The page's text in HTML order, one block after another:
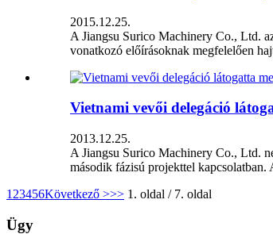
2015.12.25.
A Jiangsu Surico Machinery Co., Ltd.
vonatkozó előírásoknak megfelelően
Vietnami vevői delegáció
2013.12.25.
A Jiangsu Surico Machinery Co., Ltd.
második fázisú projekttel kapcsolatban.
1 23456Következő >>> 1. oldal / 7. oldal
Ügy